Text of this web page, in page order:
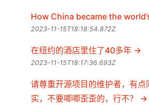
How China became the
2023-11-15T18:18:54.872Z
在纽约的酒店里住了40多年
2023-11-15T18:17:36.693Z
请尊重开源项目的维护者，有
实，不要唧唧歪歪的，行不？